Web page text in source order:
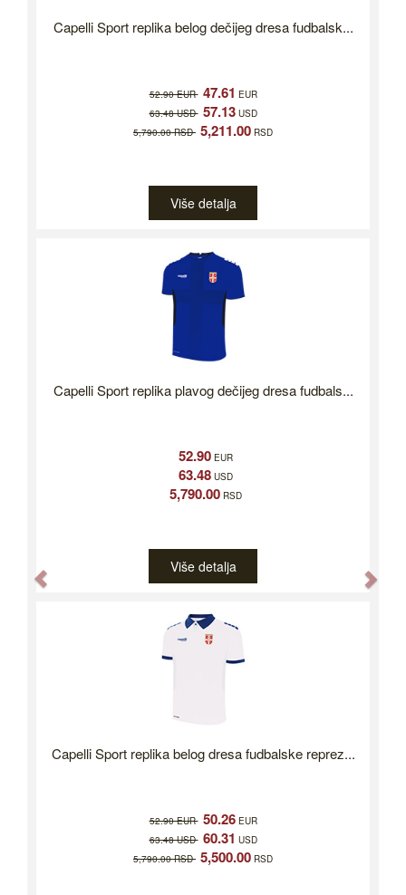
Capelli Sport replika belog dečijeg dresa fudbalsk...
52.90 EUR 47.61 EUR
63.48 USD 57.13USD
5,790.00 RSD 5,211.00 RSD
Više detalja
Capelli Sport replika plavog dečijeg dresa fudbals...
52.90EUR
63.48USD
5,790.00RSD
Više detalja
Capelli Sport replika belog dresa fudbalske reprez...
52.90 EUR 50.26EUR
63.48 USD 60.31 USD
5,790.00 RSD 5,500.00 RSD